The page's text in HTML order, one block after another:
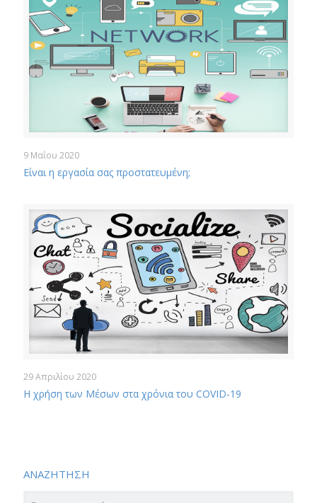
9 Μαΐου 2020
Είναι η εργασία σας προστατευμένη;
29 Απριλίου 2020
Η χρήση των Μέσων στα χρόνια του COVID-19
ΑΝΑΖΗΤΗΣΗ